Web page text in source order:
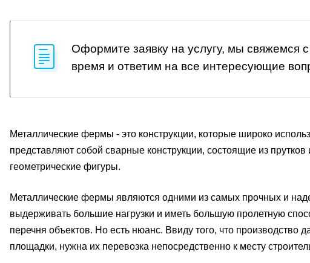
Оформите заявку на услугу, мы свяжемся
время и ответим на все интересующие
Металлические фермы - это конструкции, которые широко
представляют собой сварные конструкции, состоящие из
геометрические фигуры.
Металлические фермы являются одними из самых прочных и
выдерживать большие нагрузки и иметь большую пролетную
перечня объектов. Но есть нюанс. Ввиду того, что производство
площадки, нужна их перевозка непосредственно к месту